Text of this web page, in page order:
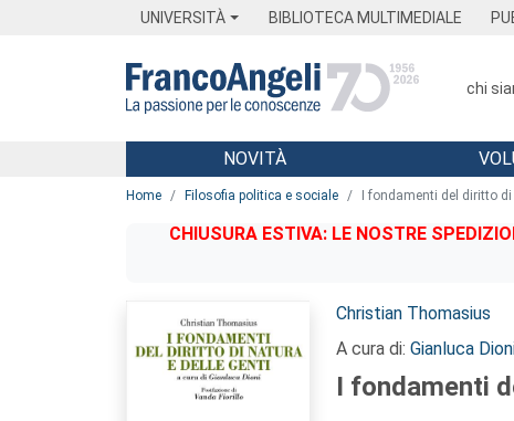
UNIVERSITÀ BIBLIOTECA MULTIMEDIALE
chi
Menu
NOVITÀ
Home Filosofia politica e sociale I fondamenti del diritto
CHIUSURA ESTIVA: LE NOSTRE
Autori:
Christian Thomasius
A cura di: Gianluca
I fondamenti